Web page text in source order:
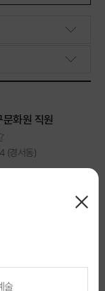
화원 직원
(경서동)
술